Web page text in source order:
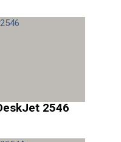
2546